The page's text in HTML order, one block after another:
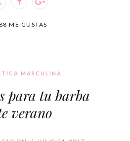
ME GUSTAS
MASCULINA
para tu barba
verano